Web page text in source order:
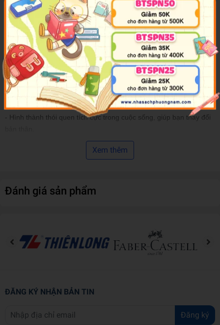
quyết những nỗi lo âu đó.
Với những chủ đề cấp thiết, những lời khuyên và chia sẻ ngắn gọn
dễ hiểu, Kỹ Năng Phát Triển Bản Thân sẽ giúp bạn:
- Tạo dựng được mối quan hệ tốt đẹp với mọi người.
- Quản lý thời gian hiệu quả và hợp lý.
- Kiểm soát được cảm xúc của chính mình.
- Hình thành thói quen tích cực trong cuộc sống, giúp bạn thay đổi
- Nâng cao kỹ năng đối thoại, làm tăng thiện cảm với đối phương.
Xem thêm
Đánh giá sản phẩm
ĐĂNG KÝ NHẬN BẢN TIN
Đăng ký